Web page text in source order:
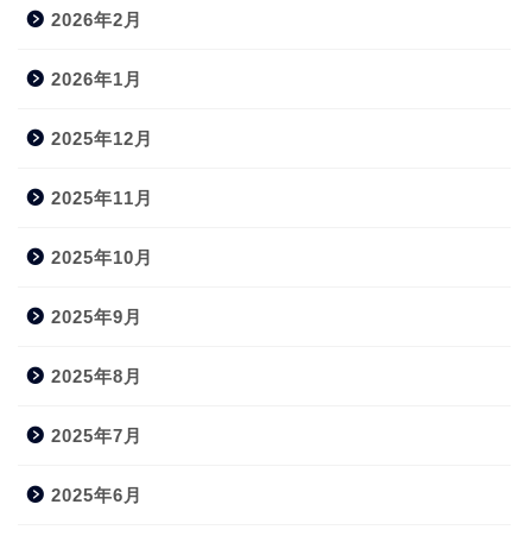
2026年2月
2026年1月
2025年12月
2025年11月
2025年10月
2025年9月
2025年8月
2025年7月
2025年6月